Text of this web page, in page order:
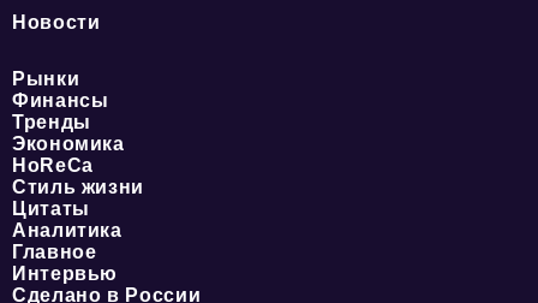
Новости
Рынки
Финансы
Тренды
Экономика
HoReCa
Стиль жизни
Цитаты
Аналитика
Главное
Интервью
Сделано в России